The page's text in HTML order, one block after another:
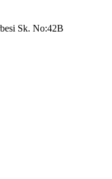
Sk. No:42B